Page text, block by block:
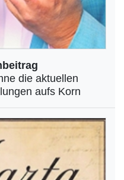
die aktuellen
aufs Korn